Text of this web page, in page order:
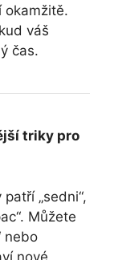
okamžitě.
váš
čas.
triky pro
„sedni“,
Můžete
nebo
nové